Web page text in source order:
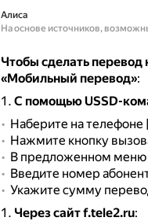
Алиса
На основе источников,
Чтобы сделать перевод
«Мобильный перевод»:
С помощью USSD-
Наберите на телефоне
Нажмите кнопку
В предложенном меню
Введите номер
Укажите сумму
Через сайт f.tele2.ru: